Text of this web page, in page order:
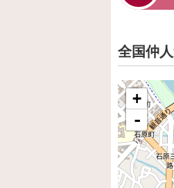
全国仲
+
-